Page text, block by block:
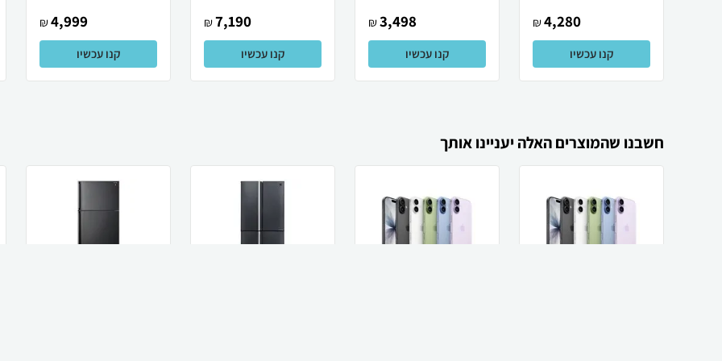
4,280
₪
קנו עכשיו
3,498
₪
קנו עכשיו
7,190
₪
קנו עכשיו
4,999
₪
קנו עכשיו
חשבנו שהמוצרים האלה יעניינו אותך